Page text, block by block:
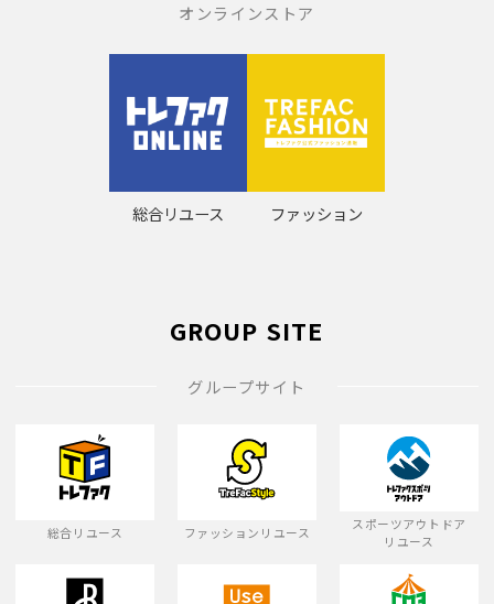
オンラインストア
総合リユース ファッション
GROUP SITE
グループサイト
総合リユース ファッションリユース
スポーツアウトドア
リユース